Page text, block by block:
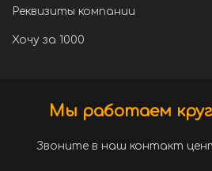
Реквизиты компании
Хочу за 1000
Мы работаем
Звоните в наш контакт